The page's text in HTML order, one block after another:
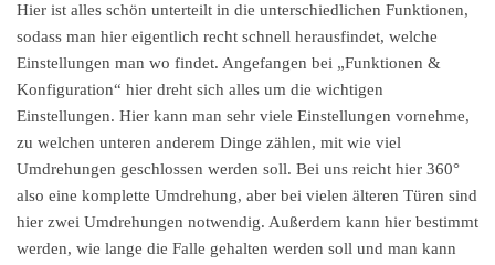
Hier ist alles schön unterteilt in die unterschiedlichen Funktionen,
sodass man hier eigentlich recht schnell herausfindet, welche
Einstellungen man wo findet. Angefangen bei „Funktionen &
Konfiguration“ hier dreht sich alles um die wichtigen
Einstellungen. Hier kann man sehr viele Einstellungen vornehme,
zu welchen unteren anderem Dinge zählen, mit wie viel
Umdrehungen geschlossen werden soll. Bei uns reicht hier 360°
also eine komplette Umdrehung, aber bei vielen älteren Türen sind
hier zwei Umdrehungen notwendig. Außerdem kann hier bestimmt
werden, wie lange die Falle gehalten werden soll und man kann